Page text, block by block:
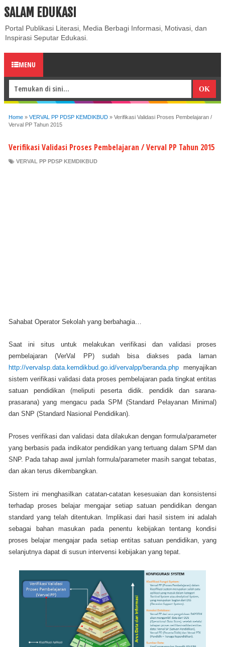
ABOUT CONTACT US
SALAM EDUKASI
Portal Publikasi Literasi, Media Berbagi Informasi, Motivasi, dan
Inspirasi Seputar Edukasi.
MENU
Home » VERVAL PP PDSP KEMDIKBUD » Verifikasi Validasi Proses Pembelajaran /
Verval PP Tahun 2015
Verifikasi Validasi Proses Pembelajaran / Verval PP Tahun 2015
VERVAL PP PDSP KEMDIKBUD
Sahabat Operator Sekolah yang berbahagia…
Saat ini situs untuk melakukan verifikasi dan validasi proses
pembelajaran (VerVal PP) sudah bisa diakses pada laman
http://vervalsp.data.kemdikbud.go.id/vervalpp/beranda.php menyajikan
sistem verifikasi validasi data proses pembelajaran pada tingkat entitas
satuan pendidikan (meliputi peserta didik. pendidik dan sarana-
prasarana) yang mengacu pada SPM (Standard Pelayanan Minimal)
dan SNP (Standard Nasional Pendidikan).
Proses verifikasi dan validasi data dilakukan dengan formula/parameter
yang berbasis pada indikator pendidikan yang tertuang dalam SPM dan
SNP. Pada tahap awal jumlah formula/parameter masih sangat tebatas,
dan akan terus dikembangkan.
Sistem ini menghasilkan catatan-catatan kesesuaian dan konsistensi
terhadap proses belajar mengajar setiap satuan pendidikan dengan
standard yang telah ditentukan. Implikasi dari hasil sistem ini adalah
sebagai bahan masukan pada penentu kebijakan tentang kondisi
proses belajar mengajar pada setiap entitas satuan pendidikan, yang
selanjutnya dapat di susun intervensi kebijakan yang tepat.